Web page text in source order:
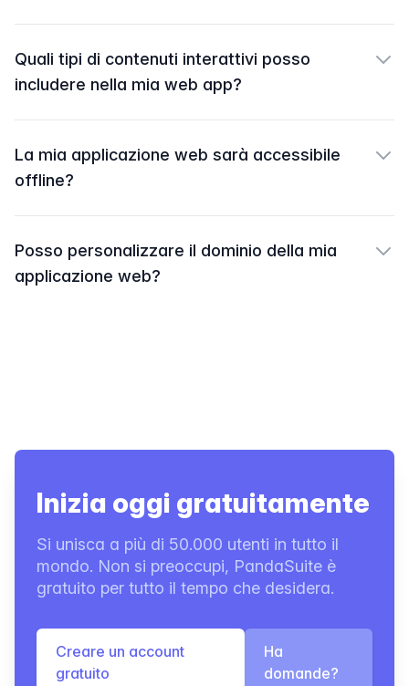
Quali tipi di contenuti interattivi posso
includere nella mia web app?
La mia applicazione web sarà accessibile
offline?
Posso personalizzare il dominio della mia
applicazione web?
Inizia oggi gratuitamente
Si unisca a più di 50.000 utenti in tutto il
mondo. Non si preoccupi, PandaSuite è
gratuito per tutto il tempo che desidera.
Creare un account
gratuito
Ha
domande?